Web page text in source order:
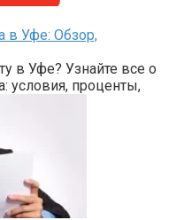
в Уфе: Обзор,
в Уфе? Узнайте все о
условия, проценты,